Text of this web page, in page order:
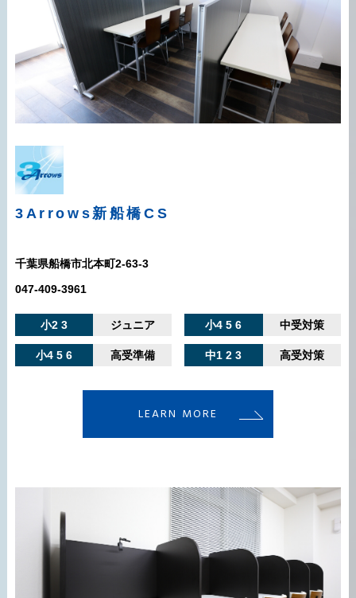
3Arrows新船橋CS
千葉県船橋市北本町2-63-3
047-409-3961
小2 3 ジュニア 小4 5 6 中受対策
小4 5 6 高受準備 中1 2 3 高受対策
LEARN MORE